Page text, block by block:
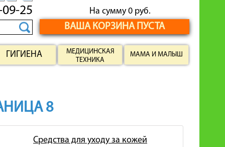
На сумму 0 руб.
ВАША КОРЗИНА ПУСТА
25
ГИГИЕНА
МЕДИЦИНСКАЯ
ТЕХНИКА
МАМА И МАЛЫШ
8
Средства для уходу за кожей